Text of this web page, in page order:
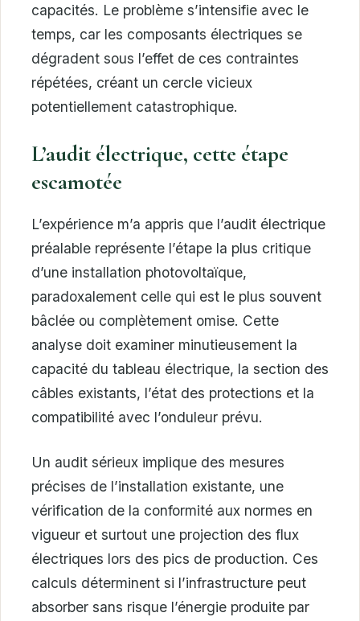
capacités. Le problème s’intensifie avec le
temps, car les composants électriques se
dégradent sous l’effet de ces contraintes
répétées, créant un cercle vicieux
potentiellement catastrophique.
L’audit électrique, cette étape
escamotée
L’expérience m’a appris que l’audit électrique
préalable représente l’étape la plus critique
d’une installation photovoltaïque,
paradoxalement celle qui est le plus souvent
bâclée ou complètement omise. Cette
analyse doit examiner minutieusement la
capacité du tableau électrique, la section des
câbles existants, l’état des protections et la
compatibilité avec l’onduleur prévu.
Un audit sérieux implique des mesures
précises de l’installation existante, une
vérification de la conformité aux normes en
vigueur et surtout une projection des flux
électriques lors des pics de production. Ces
calculs déterminent si l’infrastructure peut
absorber sans risque l’énergie produite par